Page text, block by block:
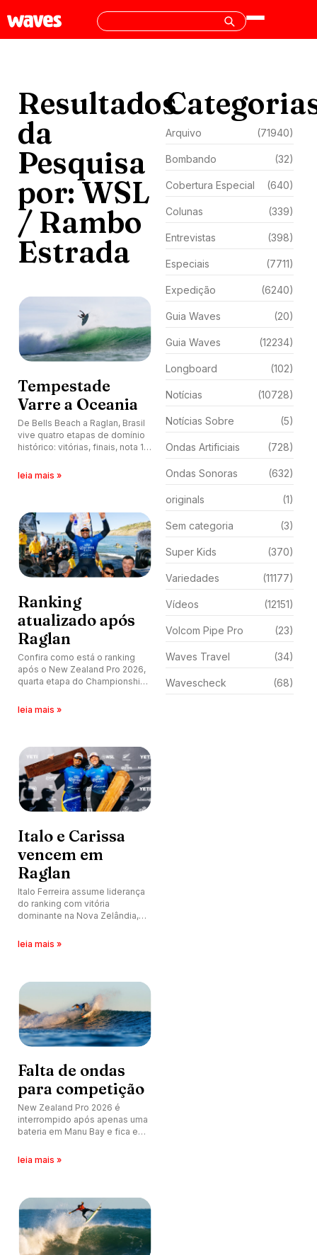
Resultados
da
Pesquisa
por: WSL
/ Rambo
Estrada
Tempestade
Varre a Oceania
De Bells Beach a Raglan, Brasil
vive quatro etapas de domínio
histórico: vitórias, finais, nota 10
ranking mundial com a mesma
leia mais »
Ranking
atualizado após
Raglan
Confira como está o ranking
após o New Zealand Pro 2026,
quarta etapa do Championship
nas ondas de Manu Bay, Raglan,
leia mais »
Italo e Carissa
vencem em
Raglan
Italo Ferreira assume liderança
do ranking com vitória
dominante na Nova Zelândia,
retorna ao topo após
leia mais »
Falta de ondas
para competição
New Zealand Pro 2026 é
interrompido após apenas uma
bateria em Manu Bay e fica em
condições. Próxima chamada
leia mais »
Arquivo (71940)
Bombando (32)
Cobertura Especial (640)
Colunas (339)
Entrevistas (398)
Especiais (7711)
Expedição (6240)
Guia Waves (20)
Guia Waves (12234)
Longboard (102)
Notícias (10728)
Notícias Sobre (5)
Ondas Artificiais (728)
Ondas Sonoras (632)
originals (1)
Sem categoria (3)
Super Kids (370)
Variedades (11177)
Vídeos (12151)
Volcom Pipe Pro (23)
Waves Travel (34)
Wavescheck (68)